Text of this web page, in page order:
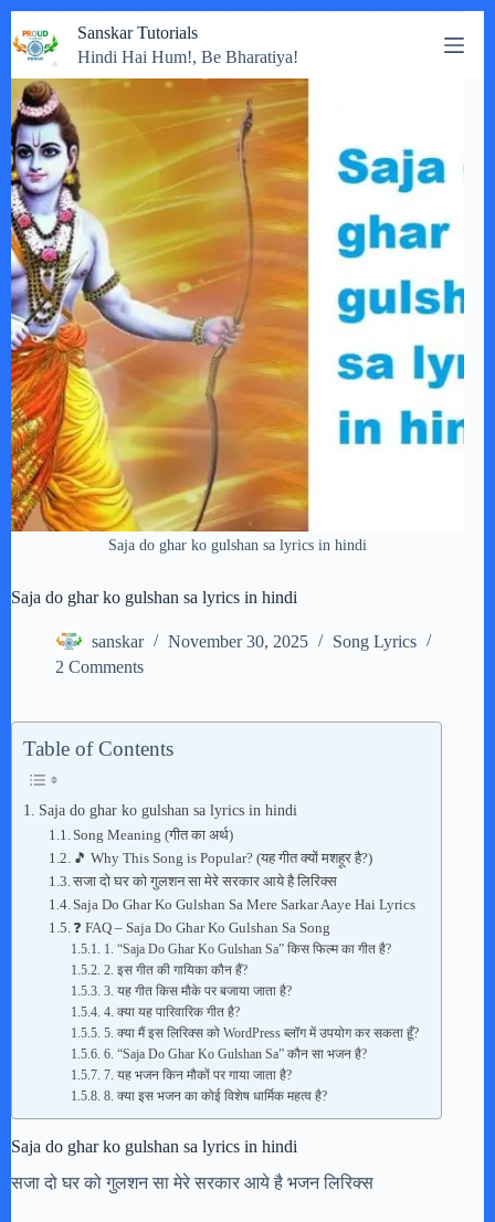
to
content
Sanskar Tutorials
Hindi Hai Hum!, Be Bharatiya!
Saja do ghar ko gulshan sa lyrics in hindi
Saja do ghar ko gulshan sa lyrics in hindi
sanskar November 30, 2025
Song Lyrics
2 Comments
Table of Contents
Saja do ghar ko gulshan sa lyrics in hindi
Song Meaning (गीत का अर्थ)
🎵 Why This Song is Popular? (यह गीत क्यों मशहूर है?)
सजा दो घर को गुलशन सा मेरे सरकार आये है लिरिक्स
Saja Do Ghar Ko Gulshan Sa Mere Sarkar Aaye Hai Lyrics
❓ FAQ – Saja Do Ghar Ko Gulshan Sa Song
1. “Saja Do Ghar Ko Gulshan Sa” किस फिल्म का गीत है?
2. इस गीत की गायिका कौन हैं?
3. यह गीत किस मौके पर बजाया जाता है?
4. क्या यह पारिवारिक गीत है?
5. क्या मैं इस लिरिक्स को WordPress ब्लॉग में उपयोग कर सकता हूँ?
6. “Saja Do Ghar Ko Gulshan Sa” कौन सा भजन है?
7. यह भजन किन मौकों पर गाया जाता है?
8. क्या इस भजन का कोई विशेष धार्मिक महत्व है?
Saja do ghar ko gulshan sa lyrics in hindi
सजा दो घर को गुलशन सा मेरे सरकार आये है भजन लिरिक्स